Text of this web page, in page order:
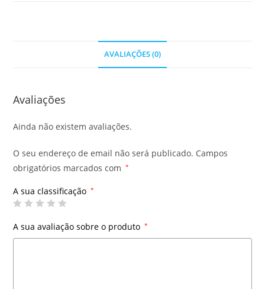
AVALIAÇÕES (0)
Avaliações
Ainda não existem avaliações.
O seu endereço de email não será publicado. Campos
obrigatórios marcados com
*
A sua classificação *
A sua avaliação sobre o produto *